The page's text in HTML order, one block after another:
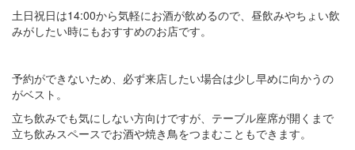
土日祝日は14:00から気軽にお酒が飲めるので、昼飲みやちょい飲
みがしたい時にもおすすめのお店です。
予約ができないため、必ず来店したい場合は少し早めに向かうの
がベスト。
立ち飲みでも気にしない方向けですが、テーブル座席が開くまで
立ち飲みスペースでお酒や焼き鳥をつまむこともできます。